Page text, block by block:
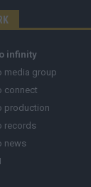
infinity
media group
connect
production
records
news